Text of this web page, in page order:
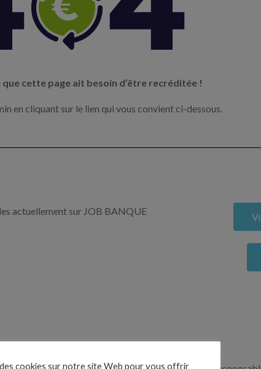
que cette page ait besoin d’être recréditée !
en cliquant sur le lien qui vous convient ci-dessous.
actuellement sur JOB BANQUE
cookies sur notre site Web pour vous offrir